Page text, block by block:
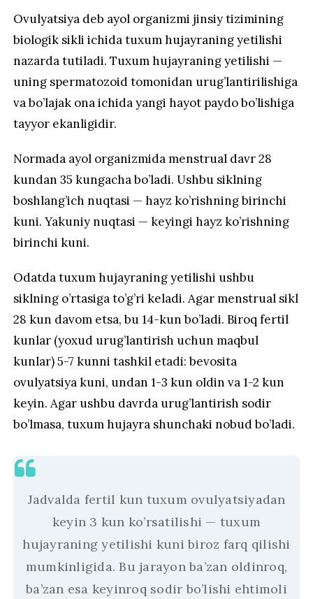
Ovulyatsiya deb ayol organizmi jinsiy tizimining
biologik sikli ichida tuxum hujayraning yetilishi
nazarda tutiladi. Tuxum hujayraning yetilishi —
uning spermatozoid tomonidan urug’lantirilishiga
va bo’lajak ona ichida yangi hayot paydo bo’lishiga
tayyor ekanligidir.
Normada ayol organizmida menstrual davr 28
kundan 35 kungacha bo’ladi. Ushbu siklning
boshlang’ich nuqtasi — hayz ko’rishning birinchi
kuni. Yakuniy nuqtasi — keyingi hayz ko’rishning
birinchi kuni.
Odatda tuxum hujayraning yetilishi ushbu
siklning o’rtasiga to’g’ri keladi. Agar menstrual sikl
28 kun davom etsa, bu 14-kun bo’ladi. Biroq fertil
kunlar (yoxud urug’lantirish uchun maqbul
kunlar) 5-7 kunni tashkil etadi: bevosita
ovulyatsiya kuni, undan 1-3 kun oldin va 1-2 kun
keyin. Agar ushbu davrda urug’lantirish sodir
bo’lmasa, tuxum hujayra shunchaki nobud bo’ladi.
Jadvalda fertil kun tuxum ovulyatsiyadan
keyin 3 kun ko’rsatilishi — tuxum
hujayraning yetilishi kuni biroz farq qilishi
mumkinligida. Bu jarayon ba’zan oldinroq,
ba’zan esa keyinroq sodir bo’lishi ehtimoli